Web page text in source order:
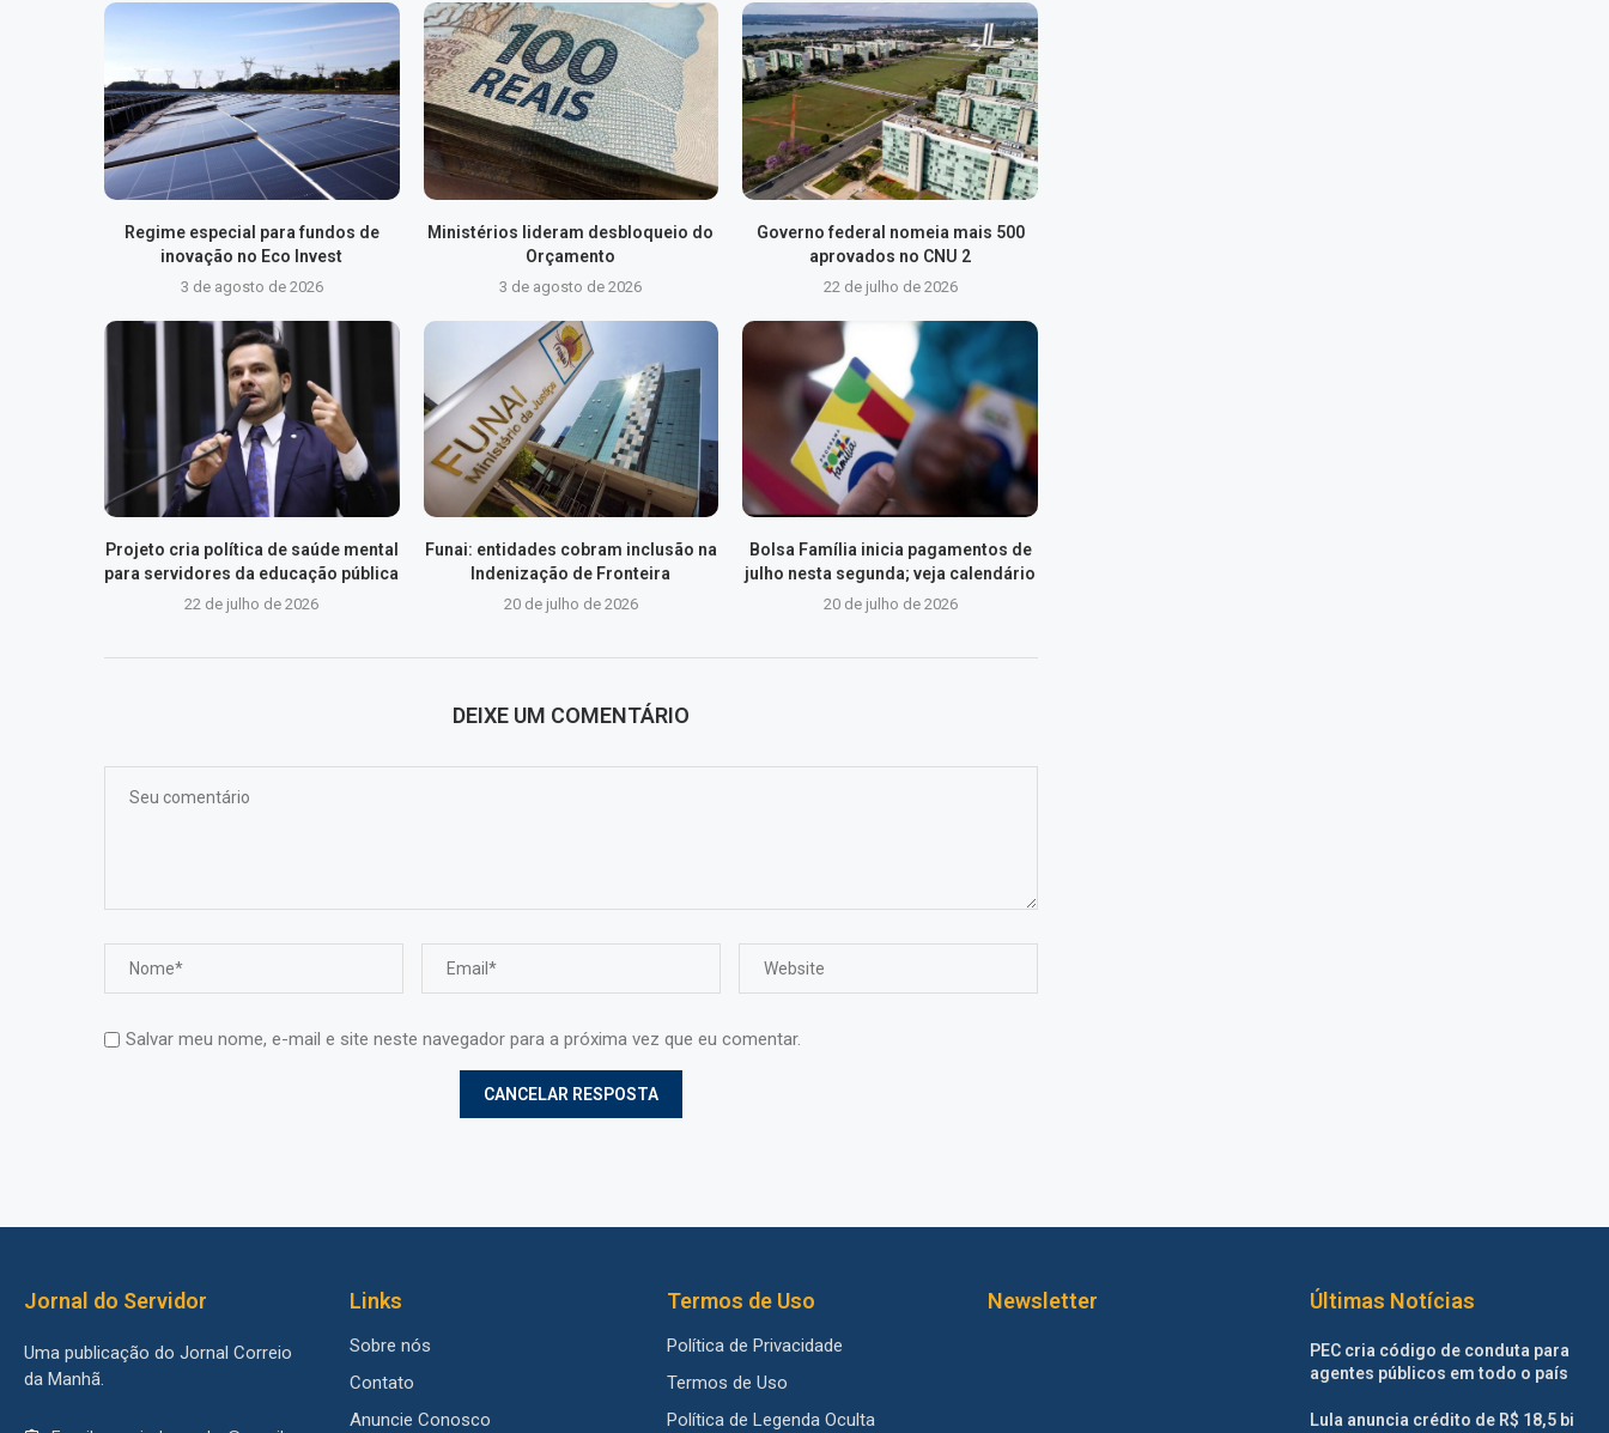
Regime especial para fundos de
inovação no Eco Invest
3 de agosto de 2026
Ministérios lideram desbloqueio do
Orçamento
3 de agosto de 2026
Governo federal nomeia mais 500
aprovados no CNU 2
22 de julho de 2026
Projeto cria política de saúde mental
para servidores da educação pública
22 de julho de 2026
Funai: entidades cobram inclusão na
Indenização de Fronteira
20 de julho de 2026
Bolsa Família inicia pagamentos de
julho nesta segunda; veja calendário
20 de julho de 2026
DEIXE UM COMENTÁRIO
Salvar meu nome, e-mail e site neste navegador para a próxima vez que eu comentar.
Jornal do Servidor
Uma publicação do Jornal Correio
da Manhã.
Links
Sobre nós
Contato
Anuncie Conosco
Termos de Uso
Política de Privacidade
Termos de Uso
Política de Legenda Oculta
Newsletter Últimas Notícias
PEC cria código de conduta para
agentes públicos em todo o país
Lula anuncia crédito de R$ 18,5 bi